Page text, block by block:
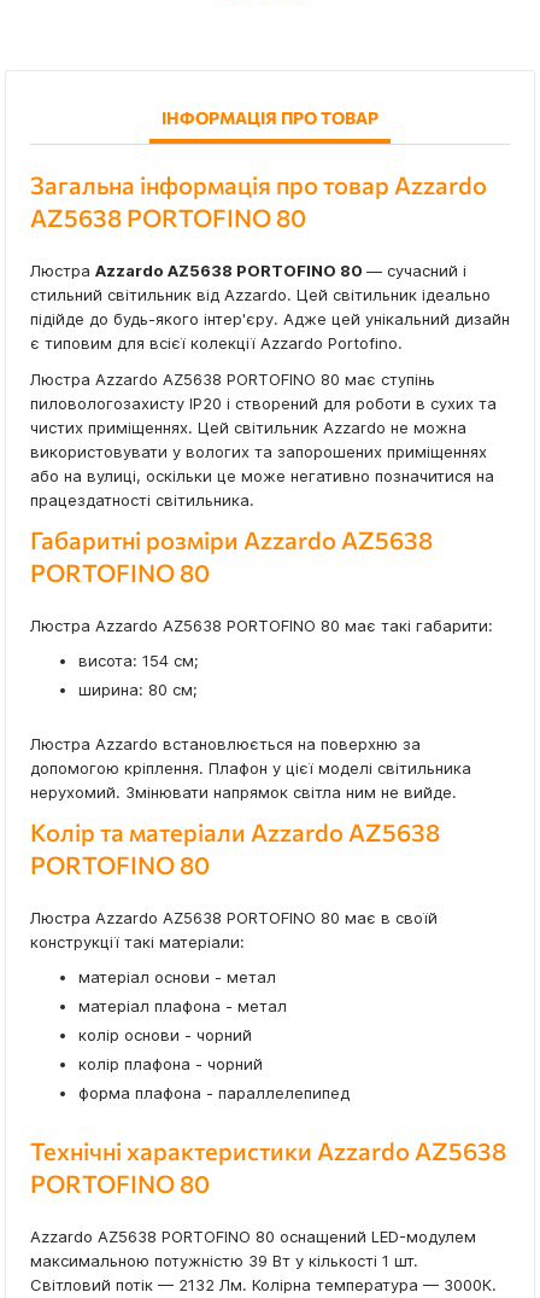
ІНФОРМАЦІЯ ПРО ТОВАР
Загальна інформація про товар Azzardo
AZ5638 PORTOFINO 80
Люстра Azzardo AZ5638 PORTOFINO 80 — сучасний і
стильний світильник від Azzardo. Цей світильник ідеально
підійде до будь-якого інтер'єру. Адже цей унікальний дизайн
є типовим для всієї колекції Azzardo Portofino.
Люстра Azzardo AZ5638 PORTOFINO 80 має ступінь
пиловологозахисту IP20 і створений для роботи в сухих та
чистих приміщеннях. Цей світильник Azzardo не можна
використовувати у вологих та запорошених приміщеннях
або на вулиці, оскільки це може негативно позначитися на
працездатності світильника.
Габаритні розміри Azzardo AZ5638
PORTOFINO 80
Люстра Azzardo AZ5638 PORTOFINO 80 має такі габарити:
висота: 154 см;
ширина: 80 см;
Люстра Azzardo встановлюється на поверхню за
допомогою кріплення. Плафон у цієї моделі світильника
нерухомий. Змінювати напрямок світла ним не вийде.
Колір та матеріали Azzardo AZ5638
PORTOFINO 80
Люстра Azzardo AZ5638 PORTOFINO 80 має в своїй
конструкції такі матеріали:
матеріал основи - метал
матеріал плафона - метал
колір основи - чорний
колір плафона - чорний
форма плафона - параллелепипед
Технічні характеристики Azzardo AZ5638
PORTOFINO 80
Azzardo AZ5638 PORTOFINO 80 оснащений LED-модулем
максимальною потужністю 39 Вт у кількості 1 шт.
Світловий потік — 2132 Лм. Колірна температура — 3000К.